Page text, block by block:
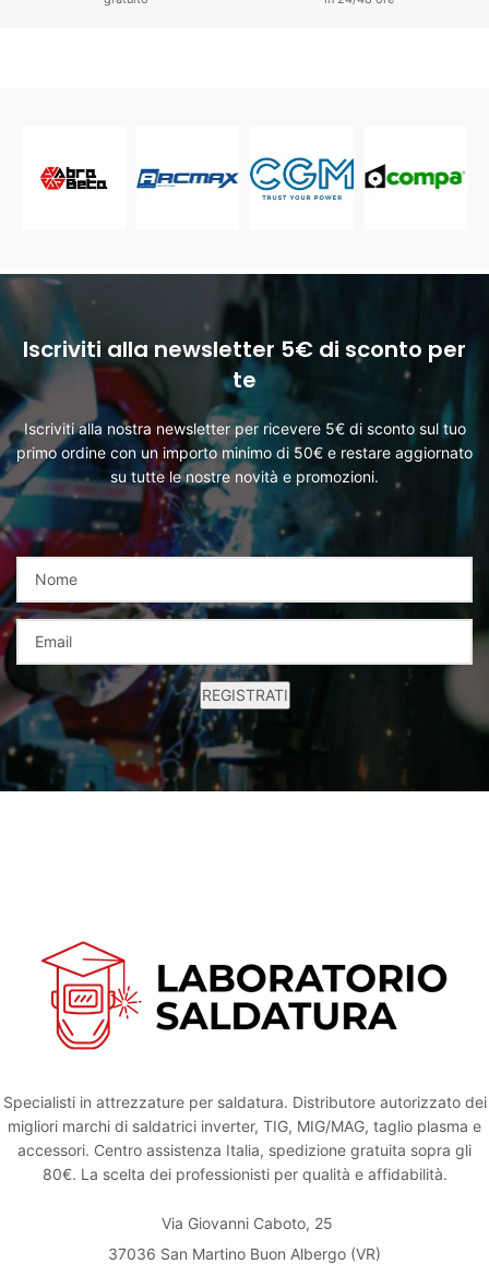
Iscriviti alla newsletter 5€ di sconto per
te
Iscriviti alla nostra newsletter per ricevere 5€ di sconto sul tuo
primo ordine con un importo minimo di 50€ e restare aggiornato
su tutte le nostre novità e promozioni.
Specialisti in attrezzature per saldatura. Distributore autorizzato dei
migliori marchi di saldatrici inverter, TIG, MIG/MAG, taglio plasma e
accessori. Centro assistenza Italia, spedizione gratuita sopra gli
80€. La scelta dei professionisti per qualità e affidabilità.
Via Giovanni Caboto, 25
37036 San Martino Buon Albergo (VR)